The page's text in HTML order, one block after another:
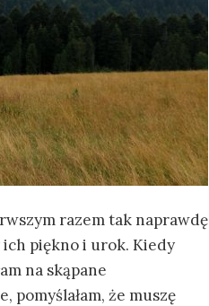
razem tak naprawdę
piękno i urok. Kiedy
na skąpane
pomyślałam, że muszę